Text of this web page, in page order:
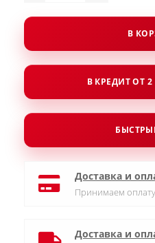
В
В КРЕДИТ ОТ 2
Доставка и
Принимаем
Доставка и